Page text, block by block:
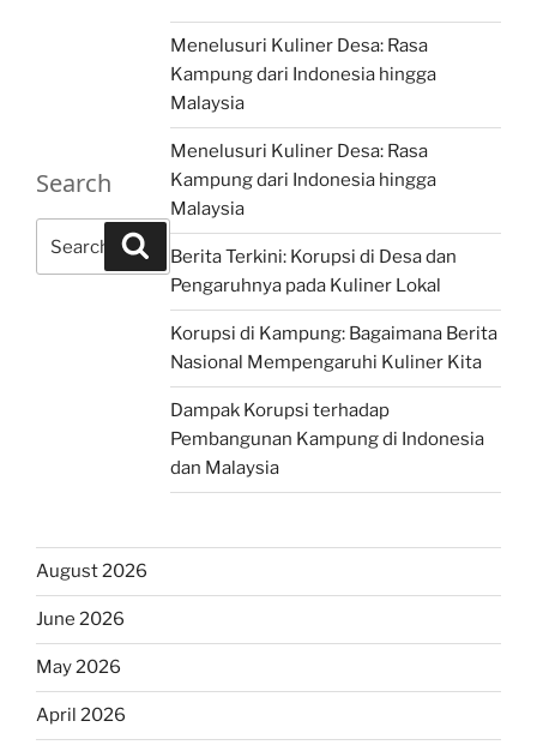
Search
for:
Search
Menelusuri Kuliner Desa: Rasa
Kampung dari Indonesia hingga
Malaysia
Menelusuri Kuliner Desa: Rasa
Kampung dari Indonesia hingga
Malaysia
Berita Terkini: Korupsi di Desa dan
Pengaruhnya pada Kuliner Lokal
Korupsi di Kampung: Bagaimana Berita
Nasional Mempengaruhi Kuliner Kita
Dampak Korupsi terhadap
Pembangunan Kampung di Indonesia
dan Malaysia
August 2026
June 2026
May 2026
April 2026